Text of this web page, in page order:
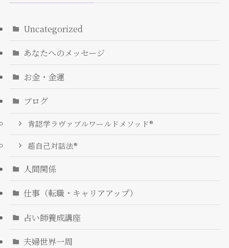
Uncategorized
あなたへのメッセージ
お金・金運
ブログ
肯認学ラヴァブルワールドメソッド®
超自己対話法®︎
人間関係
仕事（転職・キャリアアップ）
占い師養成講座
夫婦世界一周